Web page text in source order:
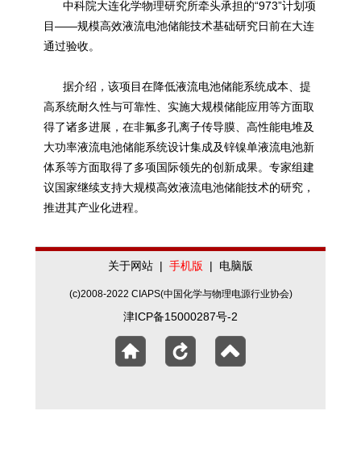
中科院大连化学物理研究所牵头承担的“973”计划项
目——规模高效液流电池储能技术基础研究日前在大连
通过验收。
据介绍，该项目在降低液流电池储能系统成本、提
高系统耐久性与可靠性、实施大规模储能应用等方面取
得了诸多进展，在非氟多孔离子传导膜、高性能电堆及
大功率液流电池储能系统设计集成及锌镍单液流电池新
体系等方面取得了多项国际领先的创新成果。专家组建
议国家继续支持大规模高效液流电池储能技术的研究，
推进其产业化进程。
关于网站 | 手机版 | 电脑版
(c)2008-2022 CIAPS(中国化学与物理电源行业协会)
津ICP备15000287号-2